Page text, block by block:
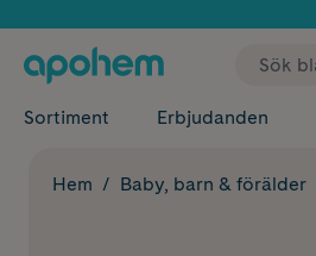
Sortiment Erbjudanden
Hem Baby, barn & förälder